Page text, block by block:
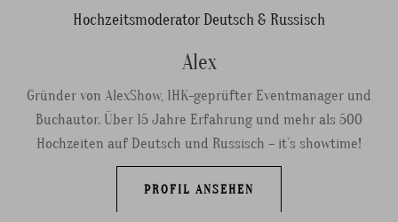
Alex
Gründer von AlexShow, IHK-geprüfter Eventmanager und
Buchautor. Über 15 Jahre Erfahrung und mehr als 500
Hochzeiten auf Deutsch und Russisch – it’s showtime!
PROFIL ANSEHEN